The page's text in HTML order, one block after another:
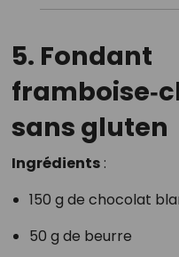
5. Fondant
sans gluten
Ingrédients:
150 g de chocolat
50 g de beurre